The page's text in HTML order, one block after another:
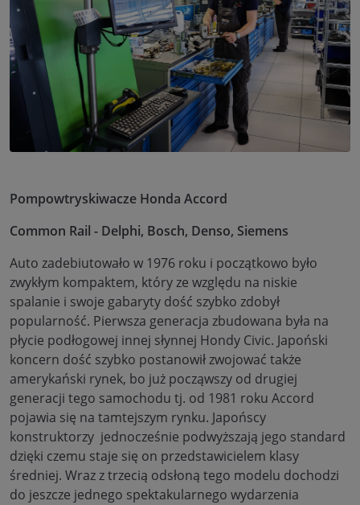
Pompowtryskiwacze Honda Accord
Common Rail - Delphi, Bosch, Denso, Siemens
Auto zadebiutowało w 1976 roku i początkowo było
zwykłym kompaktem, który ze względu na niskie
spalanie i swoje gabaryty dość szybko zdobył
popularność. Pierwsza generacja zbudowana była na
płycie podłogowej innej słynnej Hondy Civic. Japoński
koncern dość szybko postanowił zwojować także
amerykański rynek, bo już począwszy od drugiej
generacji tego samochodu tj. od 1981 roku Accord
pojawia się na tamtejszym rynku. Japońscy
konstruktorzy jednocześnie podwyższają jego standard
dzięki czemu staje się on przedstawicielem klasy
średniej. Wraz z trzecią odsłoną tego modelu dochodzi
do jeszcze jednego spektakularnego wydarzenia